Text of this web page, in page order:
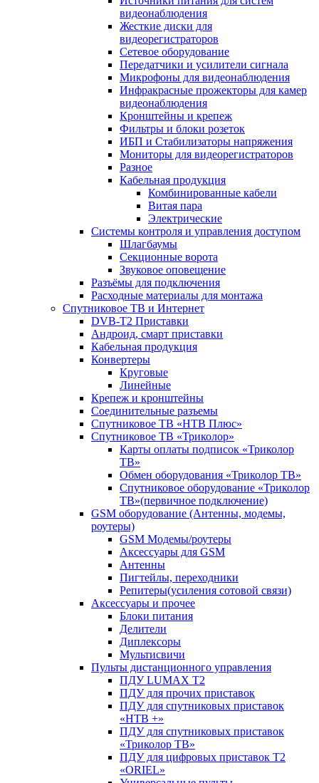
видеонаблюдения
Жесткие диски для
видеорегистраторов
Сетевое оборудование
Передатчики и усилители сигнала
Микрофоны для видеонаблюдения
Инфракрасные прожекторы для камер
видеонаблюдения
Кронштейны и крепеж
Фильтры и блоки розеток
ИБП и Стабилизаторы напряжения
Мониторы для видеорегистраторов
Разное
Кабельная продукция
Комбинированные кабели
Витая пара
Электрические
Системы контроля и управления доступом
Шлагбаумы
Секционные ворота
Звуковое оповещение
Разъёмы для подключения
Расходные материалы для монтажа
Спутниковое ТВ и Интернет
DVB-Т2 Приставки
Андроид, смарт приставки
Кабельная продукция
Конвертеры
Круговые
Линейные
Крепеж и кронштейны
Соединительные разъемы
Спутниковое ТВ «НТВ Плюс»
Спутниковое ТВ «Триколор»
Карты оплаты подписок «Триколор
ТВ»
Обмен оборудования «Триколор ТВ»
Спутниковое оборудование «Триколор
ТВ»(первичное подключение)
GSM оборудование (Антенны, модемы,
роутеры)
GSM Модемы/роутеры
Аксессуары для GSM
Антенны
Пигтейлы, переходники
Репитеры(усиления сотовой связи)
Аксессуары и прочее
Блоки питания
Делители
Диплексоры
Мультисвичи
Пульты дистанционного управления
ПДУ LUMAX Т2
ПДУ для прочих приставок
ПДУ для спутниковых приставок
«НТВ +»
ПДУ для спутниковых приставок
«Триколор ТВ»
ПДУ для цифровых приставок Т2
«ORIEL»